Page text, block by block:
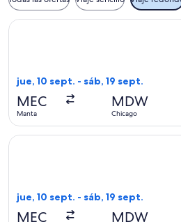
jue, 10 sept. - sáb, 19 sept.
MEC
Manta
MDW
Chicago
Seleccionar vuelo de LATAM
jue, 10 sept. - sáb, 19 sept.
MEC MDW
Seleccionar vuelo de LATAM